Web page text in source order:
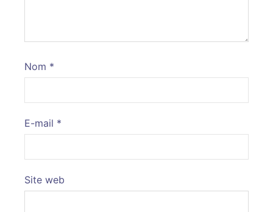
Nom *
E-mail *
Site web